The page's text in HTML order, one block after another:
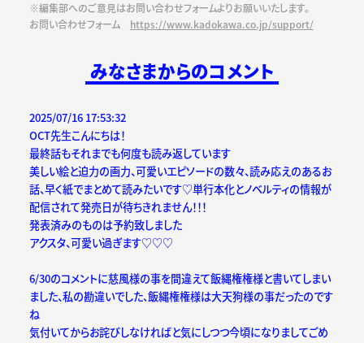
※編集部へのご意見はお問い合わせフォームよりお願いいたします。
お問い合わせフォーム https://www.kadokawa.co.jp/support/
みなさまからのコメント
2025/07/16 17:53:32
OCT先生こんにちは！
最終話もそれまでも何度も読み返しています
美しい絵と迫力の画力、可愛いエピソードの数々、読み応えのあるお
話、早く紙でまとめて読みたいです♡単行本化とノベルティの情報が
配信されて発売日が待ちきれません！！！
発表済みのものは予約致しました
アクスタ、可愛い過ぎます♡♡♡
6/30のコメントに慈風様の事を間違えて飯縄権権様と書いてしまい
ました、私の勘違いでした、飯縄権権様は大天狗様の事だったのです
ね
気付いてからお詫びしなければと気にしつつ今頃になりましてごめ